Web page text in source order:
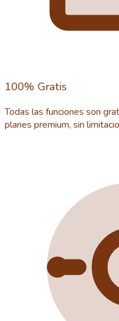
100% Gratis
Todas las funciones son
planes premium, sin